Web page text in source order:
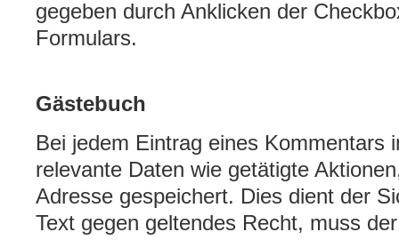
gegeben durch Anklicken der
Formulars.
Gästebuch
Bei jedem Eintrag eines Kommentars
relevante Daten wie getätigte
Adresse gespeichert. Dies dient der
Text gegen geltendes Recht, muss